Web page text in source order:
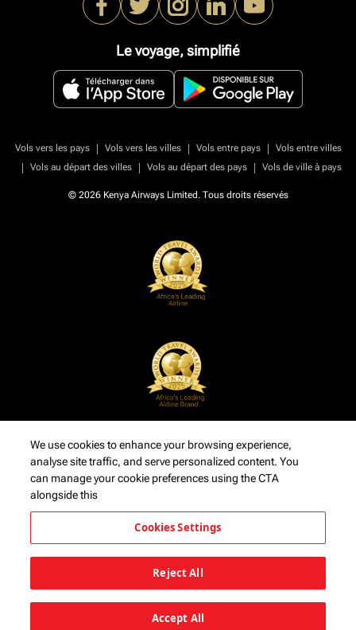
Le voyage, simplifié
Vols vers les pays | Vols vers les villes | Vols entre pays |
Vols entre villes
|
Vols au départ des villes | Vols au départ des pays | Vols de ville à pays
© 2026 Kenya Airways Limited. Tous droits réservés
We use cookies to enhance your browsing experience,
analyse site traffic, and serve personalized content. You
can manage your cookie preferences using the CTA
alongside this
Cookies Settings
Reject All
Accept All